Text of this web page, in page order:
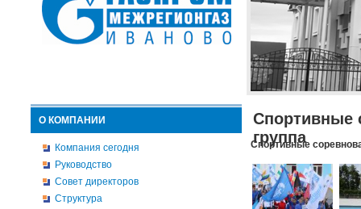
О КОМПАНИИ
Компания сегодня
Руководство
Совет директоров
Структура
Спортивные
группа
Спортивные